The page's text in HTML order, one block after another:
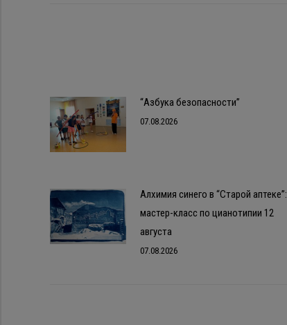
“Азбука безопасности”
07.08.2026
Алхимия синего в “Старой аптеке”:
мастер-класс по цианотипии 12
августа
07.08.2026